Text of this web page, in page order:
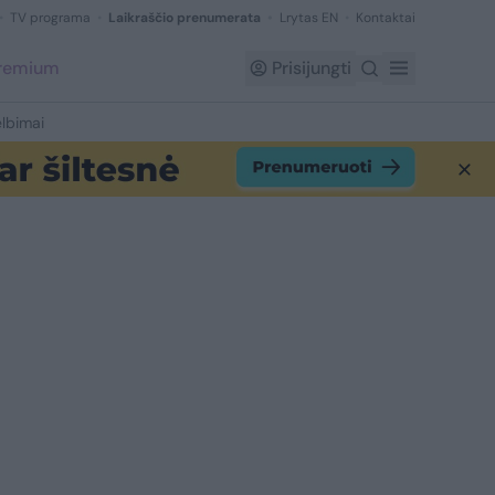
TV programa Laikraščio prenumerata Lrytas EN Kontaktai
Prisijungti